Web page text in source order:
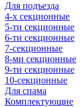
Для подъезда
4-х секционные
5-ти секционные
6-ти секционные
7-секционные
8-ми секционные
9-ти секционные
10-секционные
Для спама
Комплектующие